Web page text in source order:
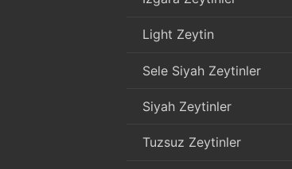
Light Zeytin
Sele Siyah Zeytinler
Siyah Zeytinler
Tuzsuz Zeytinler